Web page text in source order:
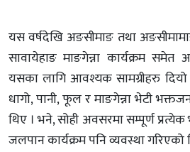
यस वर्षदेखि अङसीमाङ तथा
सावायेहाङ माङगेन्ना कार्यक्रम समेत
यसका लागि आवश्यक सामग्रीहरु
धागो, पानी, फूल र माङगेन्ना भेटी
थिए । भने, सोही अवसरमा सम्पूर्ण
जलपान कार्यक्रम पनि व्यवस्था गरिएको